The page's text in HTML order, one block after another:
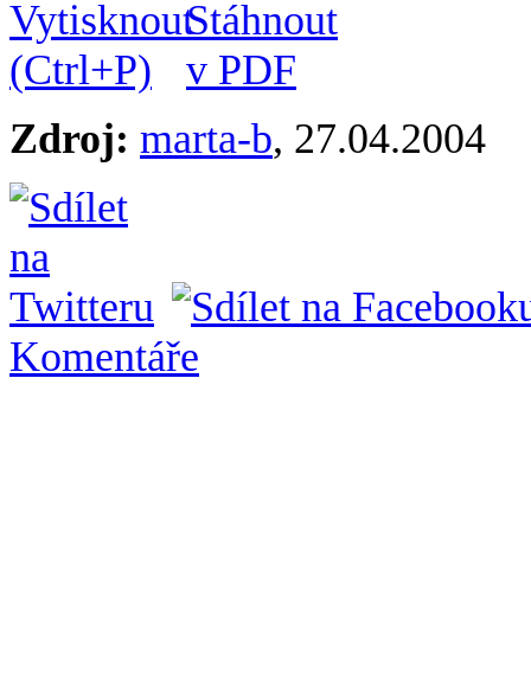
Zdroj: marta-b, 27.04.2004
Komentáře